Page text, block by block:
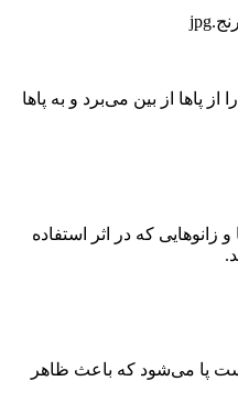
پاها از بین می‌برد و به پاها
و زانوهایی که در اثر استفاده
پا می‌شود که باعث ظاهر